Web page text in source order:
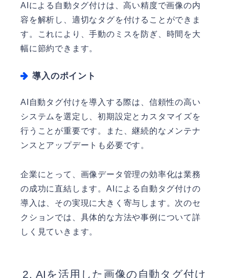
AIによる自動タグ付けは、高い精度で画像の内
容を解析し、適切なタグを付けることができま
す。これにより、手動のミスを防ぎ、時間を大
幅に節約できます。
導入のポイント
AI自動タグ付けを導入する際は、信頼性の高い
システムを選定し、初期設定とカスタマイズを
行うことが重要です。また、継続的なメンテナ
ンスとアップデートも必要です。
企業にとって、画像データ管理の効率化は業務
の成功に直結します。AIによる自動タグ付けの
導入は、その実現に大きく寄与します。次のセ
クションでは、具体的な方法や事例について詳
しく見ていきます。
AIを活用した画像の自動タグ付け